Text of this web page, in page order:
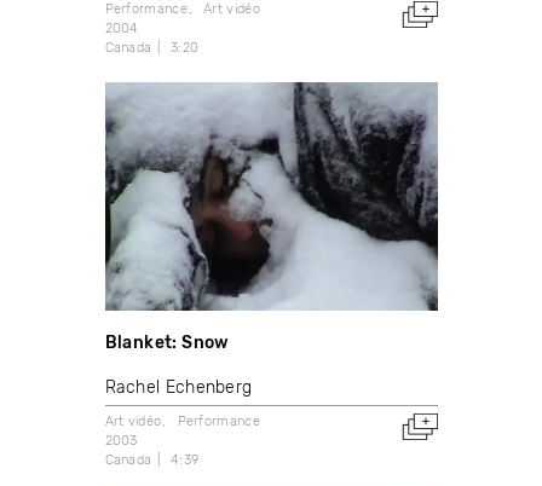
Performance
Art vidéo
2004
Canada
3:20
Blanket: Snow
Rachel Echenberg
Art vidéo
Performance
2003
Canada
4:39